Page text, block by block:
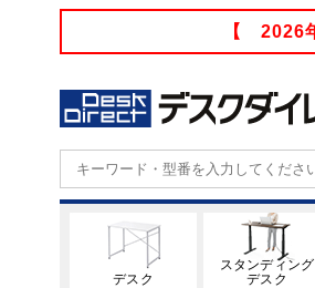
【 2026
デスク
スタンディング
デスク